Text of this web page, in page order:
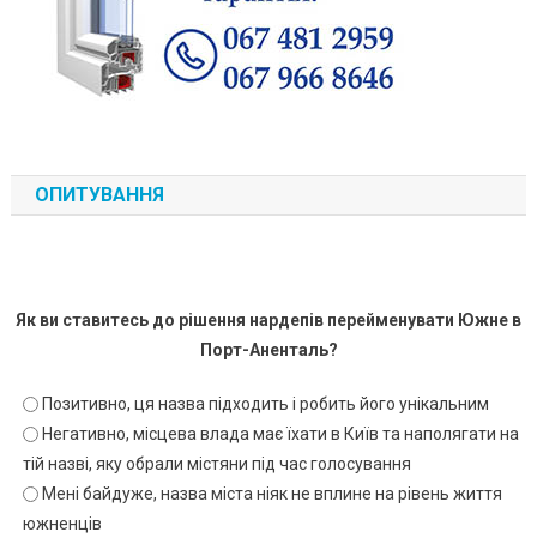
ОПИТУВАННЯ
Як ви ставитесь до рішення нардепів перейменувати Южне в
Порт-Аненталь?
Позитивно, ця назва підходить і робить його унікальним
Негативно, місцева влада має їхати в Київ та наполягати на
тій назві, яку обрали містяни під час голосування
Мені байдуже, назва міста ніяк не вплине на рівень життя
южненців